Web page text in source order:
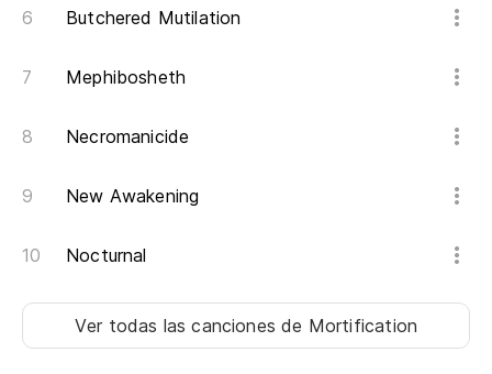
Butchered Mutilation
Mephibosheth
Necromanicide
New Awakening
Nocturnal
Ver todas las cancionesde Mortification